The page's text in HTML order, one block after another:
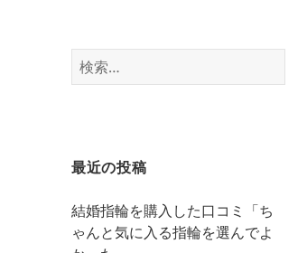
検
索:
最近の投稿
結婚指輪を購入した口コミ「ち
ゃんと気に入る指輪を選んでよ